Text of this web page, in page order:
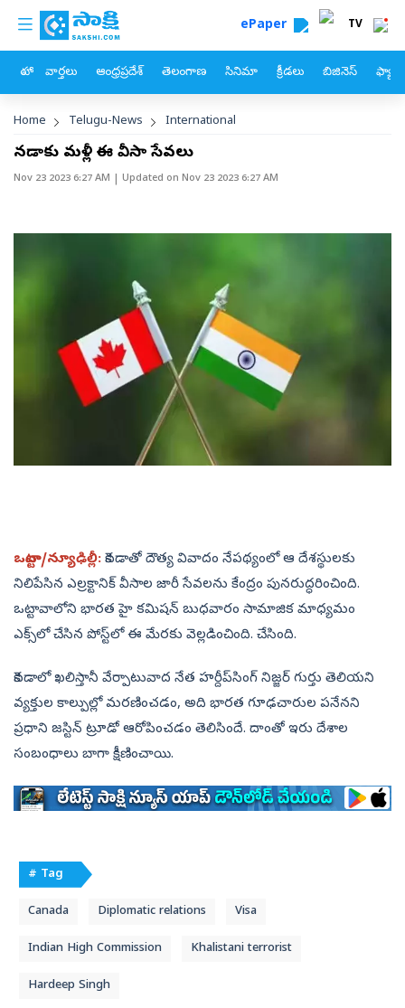
Skip to main content
custom menu ePaper TV
హోం వార్తలు ఆంధ్రప్రదేశ్ తెలంగాణ సినిమా క్రీడలు బిజినెస్
Breadcrumb
Home Telugu-News International
కెనడాకు మళ్లీ ఈ వీసా సేవలు
Nov 23 2023 6:27 AM | Updated on Nov 23 2023 6:27 AM
ఒట్టావా/న్యూఢిల్లీ: కెనడాతో దౌత్య వివాదం నేపథ్యంలో ఆ దేశస్థులకు
నిలిపేసిన ఎల్రక్టానిక్‌ వీసాల జారీ సేవలను కేంద్రం పునరుద్ధరించింది.
ఒట్టావాలోని భారత హై కమిషన్‌ బుధవారం సామాజిక మాధ్యమం
ఎక్స్‌లో చేసిన పోస్ట్‌లో ఈ మేరకు వెల్లడించింది. చేసింది.
కెనడాలో ఖలిస్తానీ వేర్పాటువాద నేత హర్దీప్‌సింగ్‌ నిజ్జర్‌ గుర్తు తెలియని
వ్యక్తుల కాల్పుల్లో మరణించడం, అది భారత గూఢచారుల పనేనని
ప్రధాని జస్టిన్‌ ట్రూడో ఆరోపించడం తెలిసిందే. దాంతో ఇరు దేశాల
సంబంధాలు బాగా క్షీణించాయి.
# Tag
Canada Diplomatic relations Visa
Indian High Commission Khalistani terrorist
Hardeep Singh